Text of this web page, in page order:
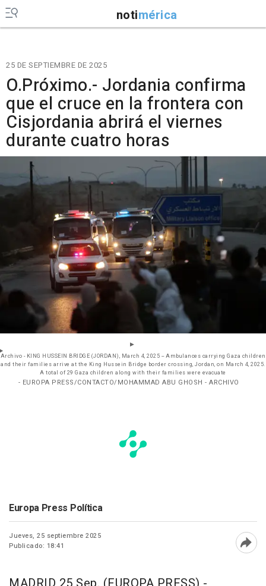
notimérica
25 DE SEPTIEMBRE DE 2025
O.Próximo.- Jordania confirma
que el cruce en la frontera con
Cisjordania abrirá el viernes
durante cuatro horas
Archivo - KING HUSSEIN BRIDGE (JORDAN), March 4, 2025 -- Ambulances carrying Gaza children
and their families arrive at the King Hussein Bridge border crossing, Jordan, on March 4, 2025.
A total of 29 Gaza children along with their families were evacuate
- EUROPA PRESS/CONTACTO/MOHAMMAD ABU GHOSH - ARCHIVO
Europa Press Política
Jueves, 25 septiembre 2025
Publicado: 18:41